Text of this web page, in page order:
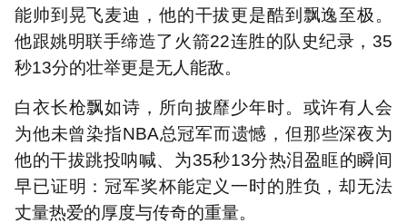
能帅到晃飞麦迪，他的干拔更是酷到飘逸至极。
他跟姚明联手缔造了火箭22连胜的队史纪录，35
秒13分的壮举更是无人能敌。
白衣长枪飘如诗，所向披靡少年时。或许有人会
为他未曾染指NBA总冠军而遗憾，但那些深夜为
他的干拔跳投呐喊、为35秒13分热泪盈眶的瞬间
早已证明：冠军奖杯能定义一时的胜负，却无法
丈量热爱的厚度与传奇的重量。